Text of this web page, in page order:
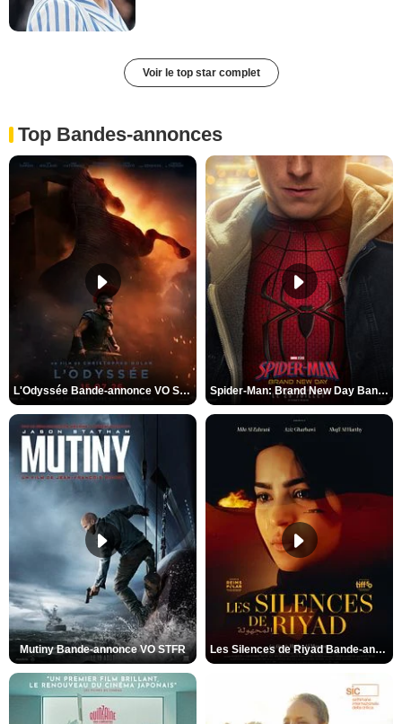
Voir le top star complet
Top Bandes-annonces
L'Odyssée Bande-annonce VO STFR Spider-Man: Brand New Day Bande-annonce VO STFR
Mutiny Bande-annonce VO STFR Les Silences de Riyad Bande-annonce VO STFR